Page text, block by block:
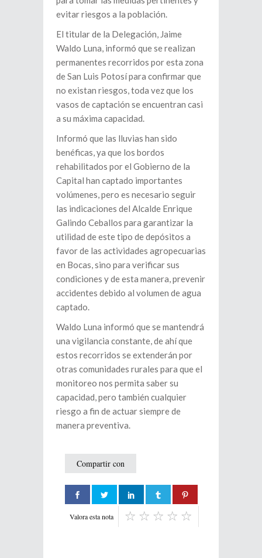
evitar riesgos a la población.
El titular de la Delegación, Jaime
Waldo Luna, informó que se realizan
permanentes recorridos por esta zona
de San Luis Potosí para confirmar que
no existan riesgos, toda vez que los
vasos de captación se encuentran casi
a su máxima capacidad.
Informó que las lluvias han sido
benéficas, ya que los bordos
rehabilitados por el Gobierno de la
Capital han captado importantes
volúmenes, pero es necesario seguir
las indicaciones del Alcalde Enrique
Galindo Ceballos para garantizar la
utilidad de este tipo de depósitos a
favor de las actividades agropecuarias
en Bocas, sino para verificar sus
condiciones y de esta manera, prevenir
accidentes debido al volumen de agua
captado.
Waldo Luna informó que se mantendrá
una vigilancia constante, de ahí que
estos recorridos se extenderán por
otras comunidades rurales para que el
monitoreo nos permita saber su
capacidad, pero también cualquier
riesgo a fin de actuar siempre de
manera preventiva.
Compartir con
Valora esta nota